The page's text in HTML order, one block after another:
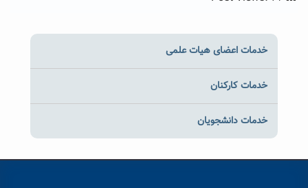
خدمات اعضای هیات علمی
خدمات کارکنان
خدمات دانشجویان